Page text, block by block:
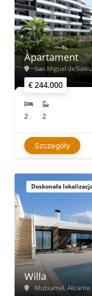
€ 244.000
Apartament
San Miguel de
2 2
Szczegóły
Doskonała
Willa
Mutxamel, Alicante